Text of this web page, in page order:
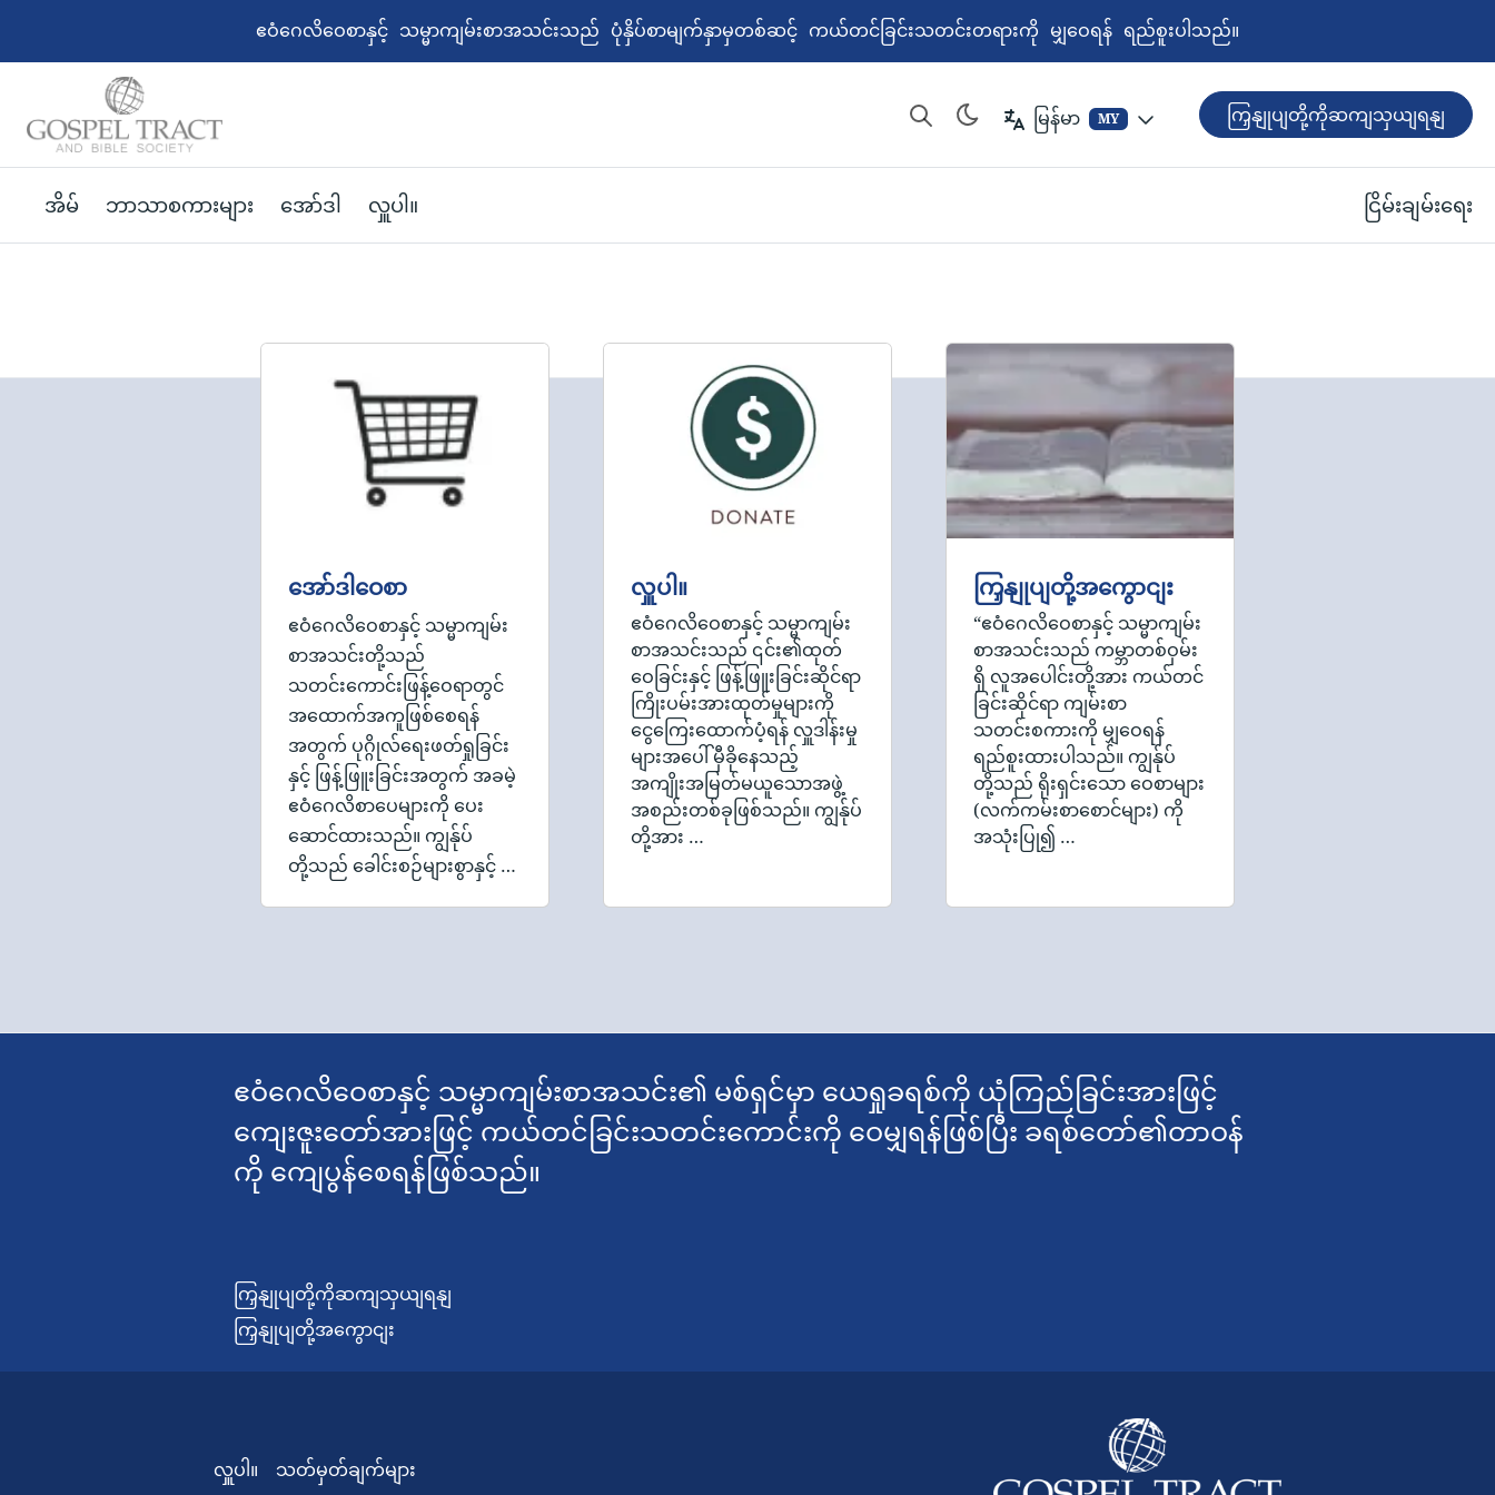
ဧဝံဂေလိဝေစာနှင့် သမ္မာကျမ်းစာအသင်းသည် ပုံနှိပ်စာမျက်နှာမှတစ်ဆင့် ကယ်တင်ခြင်းသတင်းတရားကို မျှဝေရန် ရည်စူးပါသည်။
မြန်မာ MY ကြှနျုပျတို့ကိုဆကျသှယျရနျ
အိမ် ဘာသာစကားများ အော်ဒါ လှူပါ။ ငြိမ်းချမ်းရေး
အော်ဒါဝေစာ
ဧဝံဂေလိဝေစာနှင့် သမ္မာကျမ်း
စာအသင်းတို့သည်
သတင်းကောင်းဖြန့်ဝေရာတွင်
အထောက်အကူဖြစ်စေရန်
အတွက် ပုဂ္ဂိုလ်ရေးဖတ်ရှုခြင်း
နှင့် ဖြန့်ဖြူးခြင်းအတွက် အခမဲ့
ဧဝံဂေလိစာပေများကို ပေး
ဆောင်ထားသည်။ ကျွန်ုပ်
တို့သည် ခေါင်းစဉ်များစွာနှင့် …
လှူပါ။
ဧဝံဂေလိဝေစာနှင့် သမ္မာကျမ်း
စာအသင်းသည် ၎င်း၏ထုတ်
ဝေခြင်းနှင့် ဖြန့်ဖြူးခြင်းဆိုင်ရာ
ကြိုးပမ်းအားထုတ်မှုများကို
ငွေကြေးထောက်ပံ့ရန် လှူဒါန်းမှု
များအပေါ် မှီခိုနေသည့်
အကျိုးအမြတ်မယူသောအဖွဲ့
အစည်းတစ်ခုဖြစ်သည်။ ကျွန်ုပ်
တို့အား …
ကြှနျုပျတို့အကွောငျး
“ဧဝံဂေလိဝေစာနှင့် သမ္မာကျမ်း
စာအသင်းသည် ကမ္ဘာတစ်ဝှမ်း
ရှိ လူအပေါင်းတို့အား ကယ်တင်
ခြင်းဆိုင်ရာ ကျမ်းစာ
သတင်းစကားကို မျှဝေရန်
ရည်စူးထားပါသည်။ ကျွန်ုပ်
တို့သည် ရိုးရှင်းသော ဝေစာများ
(လက်ကမ်းစာစောင်များ) ကို
အသုံးပြု၍ …
ဧဝံဂေလိဝေစာနှင့် သမ္မာကျမ်းစာအသင်း၏ မစ်ရှင်မှာ ယေရှုခရစ်ကို ယုံကြည်ခြင်းအားဖြင့်
ကျေးဇူးတော်အားဖြင့် ကယ်တင်ခြင်းသတင်းကောင်းကို ဝေမျှရန်ဖြစ်ပြီး ခရစ်တော်၏တာဝန်
ကို ကျေပွန်စေရန်ဖြစ်သည်။
ကြှနျုပျတို့ကိုဆကျသှယျရနျ
ကြှနျုပျတို့အကွောငျး
လှူပါ။ သတ်မှတ်ချက်များ